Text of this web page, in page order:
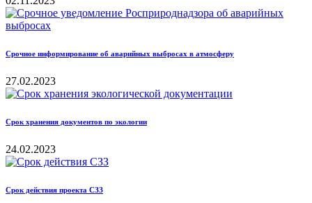
Срочное информирование об аварийных выбросах в атмосферу
27.02.2023
Срок хранения документов по экологии
24.02.2023
Срок действия проекта СЗЗ